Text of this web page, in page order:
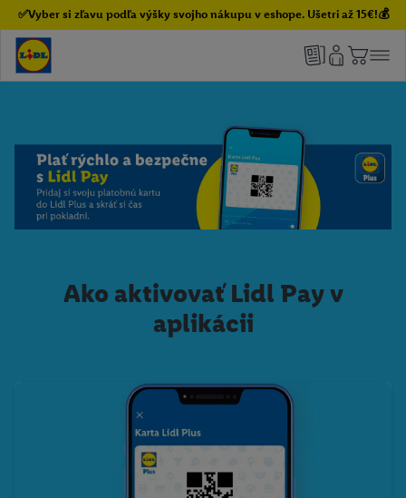
✅Vyber si zľavu podľa výšky svojho nákupu v eshope. Ušetri až 15€!💰
Ako aktivovať Lidl Pay v
aplikácii